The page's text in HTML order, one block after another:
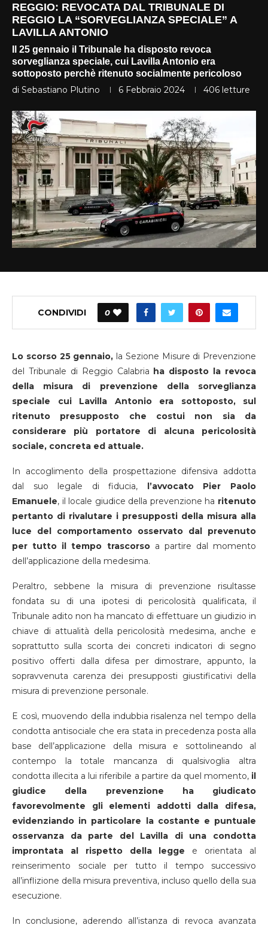
REGGIO: REVOCATA DAL TRIBUNALE DI
REGGIO LA “SORVEGLIANZA SPECIALE” A
LAVILLA ANTONIO
Il 25 gennaio il Tribunale ha disposto revoca
sorveglianza speciale, cui Lavilla Antonio era
sottoposto perchè ritenuto socialmente pericoloso
di Sebastiano Plutino 6 Febbraio 2024 406 letture
CONDIVIDI 0
Lo scorso 25 gennaio, la Sezione Misure di Prevenzione
del Tribunale di Reggio Calabria ha disposto la revoca
della misura di prevenzione della sorveglianza
speciale cui Lavilla Antonio era sottoposto,
sul
ritenuto presupposto che costui non sia da
considerare più portatore di alcuna pericolosità
sociale, concreta ed attuale.
In accoglimento della prospettazione difensiva addotta
dal suo legale di fiducia, l’avvocato Pier Paolo
Emanuele, il locale giudice della prevenzione ha ritenuto
pertanto di rivalutare i presupposti della misura alla
luce del comportamento osservato dal prevenuto
per tutto il tempo trascorsoa partire dal momento
dell’applicazione della medesima.
Peraltro, sebbene la misura di prevenzione risultasse
fondata su di una ipotesi di pericolosità qualificata, il
Tribunale adito non ha mancato di effettuare un giudizio in
chiave di attualità della pericolosità medesima, anche e
soprattutto sulla scorta dei concreti indicatori di segno
positivo offerti dalla difesa per dimostrare, appunto, la
sopravvenuta carenza dei presupposti giustificativi della
misura di prevenzione personale.
E così, muovendo della indubbia risalenza nel tempo della
condotta antisociale che era stata in precedenza posta alla
base dell’applicazione della misura e sottolineando al
contempo la totale mancanza di qualsivoglia altra
condotta illecita a lui riferibile a partire da quel momento, il
giudice della prevenzione ha giudicato
favorevolmente gli elementi addotti dalla difesa,
evidenziando in particolare la costante e puntuale
osservanza da parte del Lavilla di una condotta
improntata al rispetto della legge e orientata al
reinserimento sociale per tutto il tempo successivo
all’inflizione della misura preventiva, incluso quello della sua
esecuzione.
In conclusione, aderendo all’istanza di revoca avanzata